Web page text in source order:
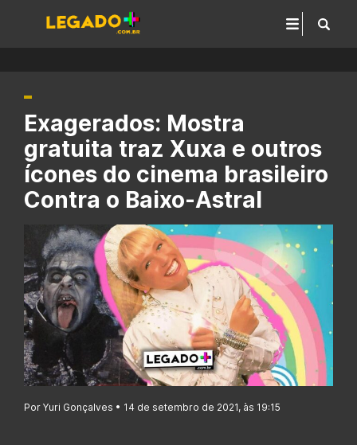
Exagerados: Mostra
gratuita traz Xuxa e outros
ícones do cinema brasileiro
Contra o Baixo-Astral
Por Yuri Gonçalves • 14 de setembro de 2021, às 19:15